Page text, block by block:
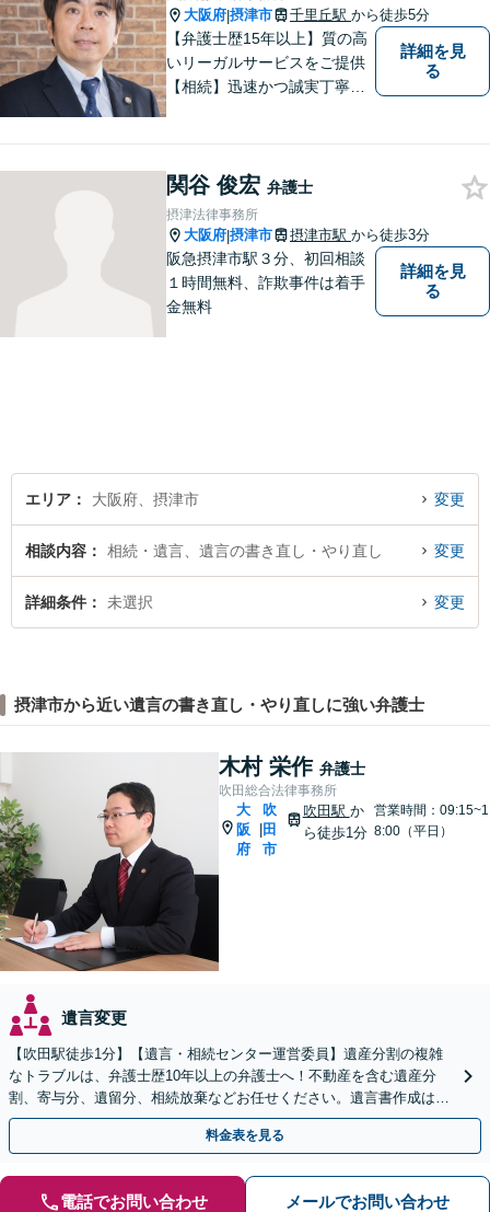
大阪府|摂津市 千里丘駅 から徒歩5分
【弁護士歴15年以上】質の高
いリーガルサービスをご提供
【相続】迅速かつ誠実丁寧な
作成／企業間トラブル／問題
社員の対応など。顧問契約も
可【オンライン面談】【千里
丘駅5分】
詳細を見
る
関谷 俊宏 弁護士
摂津法律事務所
大阪府|摂津市 摂津市駅 から徒歩3分
阪急摂津市駅３分、初回相談
１時間無料、詐欺事件は着手
金無料
詳細を見
る
エリア 大阪府、摂津市 変更
相談内容 相続・遺言、遺言の書き直し・やり直し 変更
詳細条件 未選択 変更
摂津市から近い遺言の書き直し・やり直しに強い弁護士
木村 栄作 弁護士
吹田総合法律事務所
大
阪
府
吹
田
市
吹田駅 か
ら徒歩1分
営業時間：09:15~1
8:00（平日）
遺言変更
【吹田駅徒歩1分】【遺言・相続センター運営委員】遺産分割の複雑
なトラブルは、弁護士歴10年以上の弁護士へ！不動産を含む遺産分
割、寄与分、遺留分、相続放棄などお任せください。遺言書作成は自
宅訪問にも対応。【税理士や司法書士とも連携】
料金表を見る
電話でお問い合わせ メールでお問い合わせ